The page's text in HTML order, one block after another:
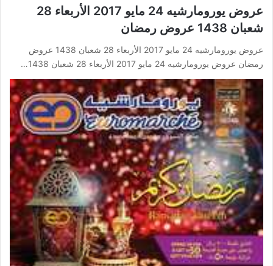
عروض يورومارشيه 24 مايو 2017 الأربعاء 28
شعبان 1438 عروض رمضان
عروض يورومارشيه 24 مايو 2017 الأربعاء 28 شعبان 1438 عروض
رمضان عروض يورومارشيه 24 مايو 2017 الأربعاء 28 شعبان 1438…